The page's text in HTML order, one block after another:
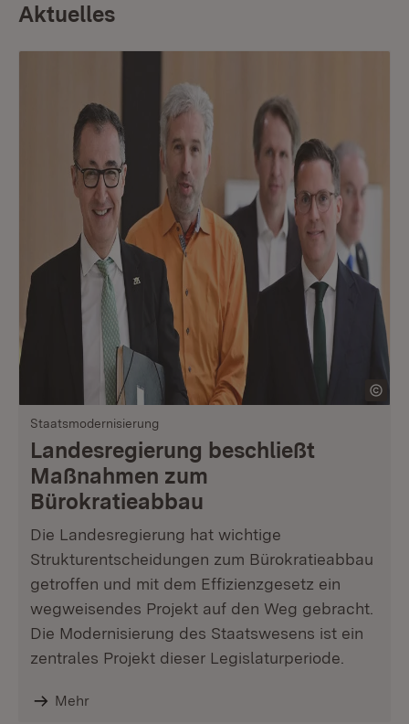
Aktuelles
Staatsmodernisierung
Landesregierung beschließt
Maßnahmen zum
Bürokratieabbau
Die Landesregierung hat wichtige
Strukturentscheidungen zum Bürokratieabbau
getroffen und mit dem Effizienzgesetz ein
wegweisendes Projekt auf den Weg gebracht.
Die Modernisierung des Staatswesens ist ein
zentrales Projekt dieser Legislaturperiode.
Mehr